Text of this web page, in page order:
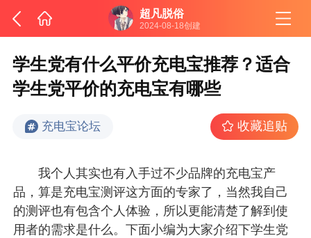
超凡脱俗
2024-08-18创建
学生党有什么平价充电宝推荐？适合
学生党平价的充电宝有哪些
充电宝论坛 收藏追贴
我个人其实也有入手过不少品牌的充电宝产
品，算是充电宝测评这方面的专家了，当然我自己
的测评也有包含个人体验，所以更能清楚了解到使
用者的需求是什么。下面小编为大家介绍下学生党